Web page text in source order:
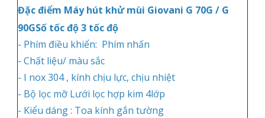
Đặc điểm Máy hút khử mùi Giovani G 70G / G
90GSố tốc độ 3 tốc độ
- Phím điều khiển: Phím nhấn
- Chất liệu/ màu sắc
- I nox 304 , kính chịu lực, chịu nhiệt
- Bộ lọc mỡ Lưới lọc hợp kim 4lớp
- Kiểu dáng : Toa kính gắn tường